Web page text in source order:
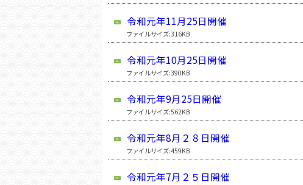
令和元年11月25日開催
ファイルサイズ:316KB
令和元年10月25日開催
ファイルサイズ:390KB
令和元年9月25日開催
ファイルサイズ:562KB
令和元年8月２８日開催
ファイルサイズ:459KB
令和元年7月２５日開催